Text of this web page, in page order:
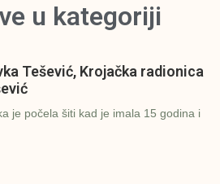
u kategoriji
Tešević, Krojačka radionica
je počela šiti kad je imala 15 godina i